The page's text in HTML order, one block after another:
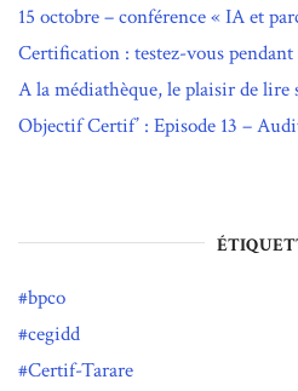
15 octobre – conférence « IA et
Certification : testez-vous pendant
A la médiathèque, le plaisir de lire
Objectif Certif’ : Episode 13 –
bpco
cegidd
Certif-Tarare